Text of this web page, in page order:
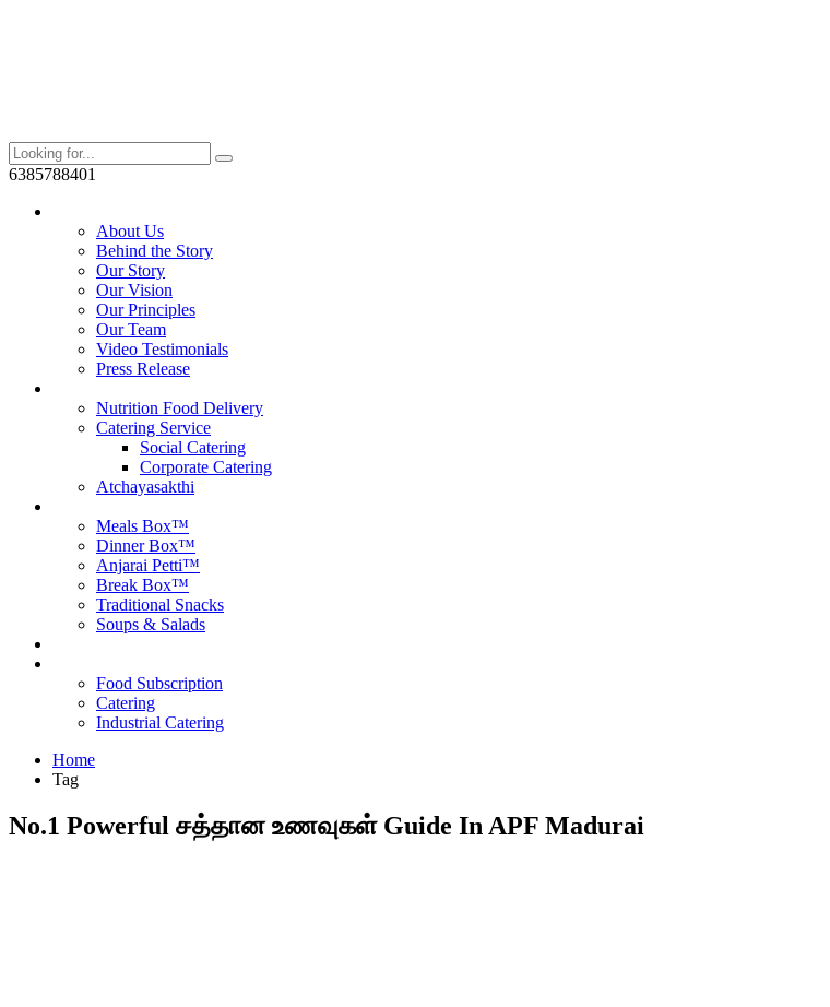
6385788401
About Us
Behind the Story
Our Story
Our Vision
Our Principles
Our Team
Video Testimonials
Press Release
Nutrition Food Delivery
Catering Service
Social Catering
Corporate Catering
Atchayasakthi
Meals Box™
Dinner Box™
Anjarai Petti™
Break Box™
Traditional Snacks
Soups & Salads
Food Subscription
Catering
Industrial Catering
Home
Tag
No.1 Powerful சத்தான உணவுகள் Guide In APF Madurai